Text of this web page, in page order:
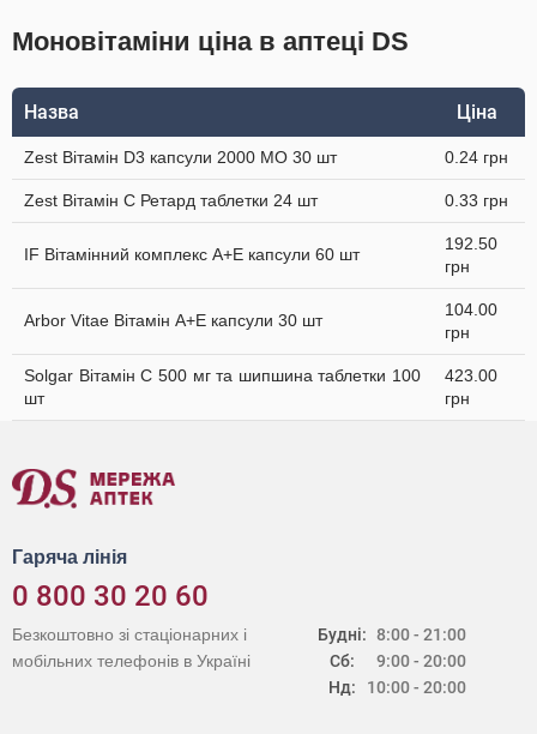
Моновітаміни ціна в аптеці DS
Назва Ціна
Zest Вітамін D3 капсули 2000 МО 30 шт 0.24 грн
Zest Вітамін C Ретард таблетки 24 шт 0.33 грн
IF Вітамінний комплекс А+Е капсули 60 шт
192.50
грн
Arbor Vitae Вітамін A+Е капсули 30 шт
104.00
грн
Solgar Вітамін C 500 мг та шипшина таблетки 100
шт
423.00
грн
Гаряча лінія
0 800 30 20 60
Будні:
Сб:
Нд:
8:00 - 21:00
9:00 - 20:00
10:00 - 20:00
Безкоштовно зі стаціонарних і
мобільних телефонів в Україні